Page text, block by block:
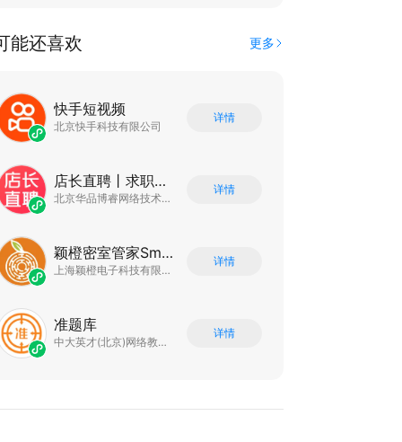
能还喜欢 更多
快手短视频
北京快手科技有限公司
详情
店长直聘丨求职招聘找工作
北京华品博睿网络技术有限公司
详情
颖橙密室管家SmartOrange
上海颖橙电子科技有限公司
详情
准题库
中大英才(北京)网络教育科技有限公司
详情